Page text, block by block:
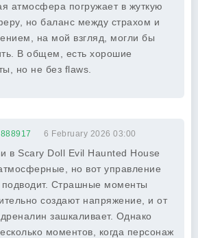
атмосфера погружает в жуткую
но баланс между страхом и
на мой взгляд, могли бы
В общем, есть хорошие
но не без flaws.
6 February 2026 03:00
в Scary Doll Evil Haunted House
но вот управление
подводит. Страшные моменты
создают напряжение, и от
зашкаливает. Однако
моментов, когда персонаж